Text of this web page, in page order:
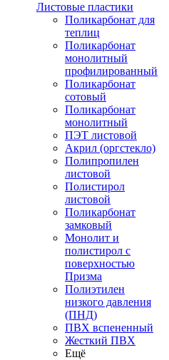
Листовые пластики
Поликарбонат для
теплиц
Поликарбонат
монолитный
профилированный
Поликарбонат
сотовый
Поликарбонат
монолитный
ПЭТ листовой
Акрил (оргстекло)
Полипропилен
листовой
Полистирол
листовой
Поликарбонат
замковый
Монолит и
полистирол с
поверхностью
Призма
Полиэтилен
низкого давления
(ПНД)
ПВХ вспененный
Жесткий ПВХ
Ещё